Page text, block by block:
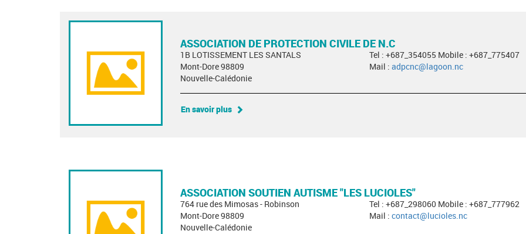
ASSOCIATION DE PROTECTION CIVILE DE N.C
1B LOTISSEMENT LES SANTALS
Mont-Dore 98809
Nouvelle-Calédonie
Tel : +687_354055 Mobile : +687_775407
Mail : adpcnc@lagoon.nc
En savoir plus
ASSOCIATION SOUTIEN AUTISME "LES LUCIOLES"
764 rue des Mimosas - Robinson
Mont-Dore 98809
Nouvelle-Calédonie
Tel : +687_298060 Mobile : +687_777962
Mail : contact@lucioles.nc